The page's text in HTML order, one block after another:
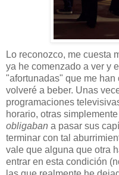
Lo reconozco, me cuesta
ya he comenzado a ver y
"afortunadas" que me
volveré a beber. Unas
programaciones
horario, otras
obligaban a pasar sus
terminar con tal
vale que alguna que otra
entrar en esta condición